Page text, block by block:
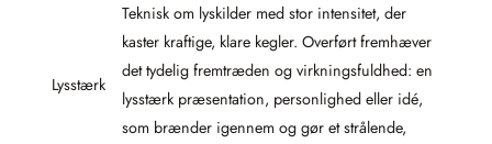
Lysstærk
Teknisk om lyskilder med stor intensitet, der
kaster kraftige, klare kegler. Overført fremhæver
det tydelig fremtræden og virkningsfuldhed: en
lysstærk præsentation, personlighed eller idé,
som brænder igennem og gør et strålende,